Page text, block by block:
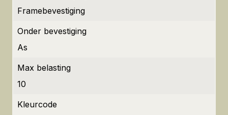
Framebevestiging
Onder bevestiging
As
Max belasting
10
Kleurcode